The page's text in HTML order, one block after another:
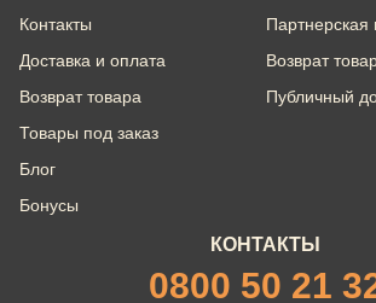
Контакты
Доставка и оплата
Возврат товара
Товары под заказ
Блог
Бонусы
Партнерская
Возврат
Публичный
КОНТАКТЫ
0800 50 21